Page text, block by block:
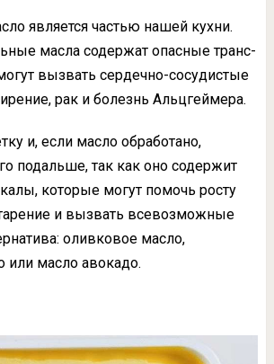
является частью нашей кухни.
масла содержат опасные транс-
вызвать сердечно-сосудистые
рак и болезнь Альцгеймера.
и, если масло обработано,
подальше, так как оно содержит
которые могут помочь росту
и вызвать всевозможные
оливковое масло,
или масло авокадо.